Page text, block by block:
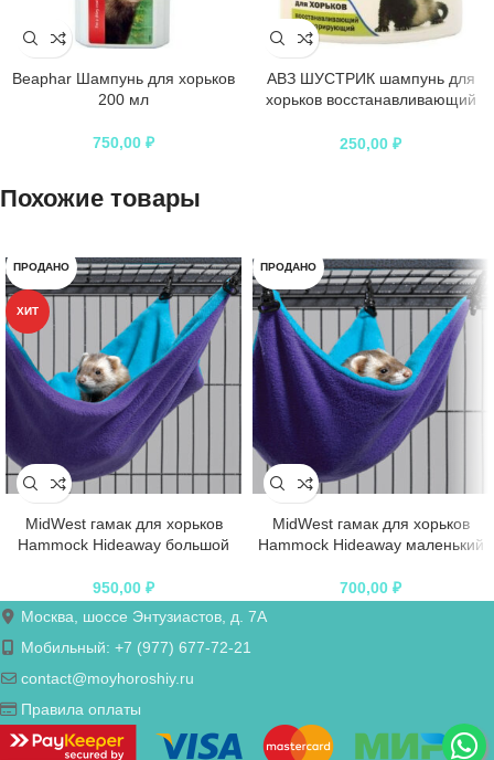
Beaphar Шампунь для хорьков
200 мл
750,00 ₽
АВЗ ШУСТРИК шампунь для
хорьков восстанавливающий
250,00 ₽
Похожие товары
ПРОДАНО
ХИТ
MidWest гамак для хорьков
Hammock Hideaway большой
950,00 ₽
ПРОДАНО
MidWest гамак для хорьков
Hammock Hideaway маленький
700,00 ₽
Москва, шоссе Энтузиастов, д. 7А
Мобильный: +7 (977) 677-72-21
contact@moyhoroshiy.ru
Правила оплаты